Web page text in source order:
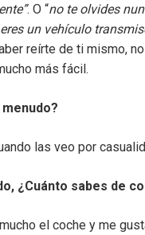
. O “no te olvides
un vehículo
reírte de ti mismo,
más fácil.
las veo por
¿Cuánto sabes de
el coche y me